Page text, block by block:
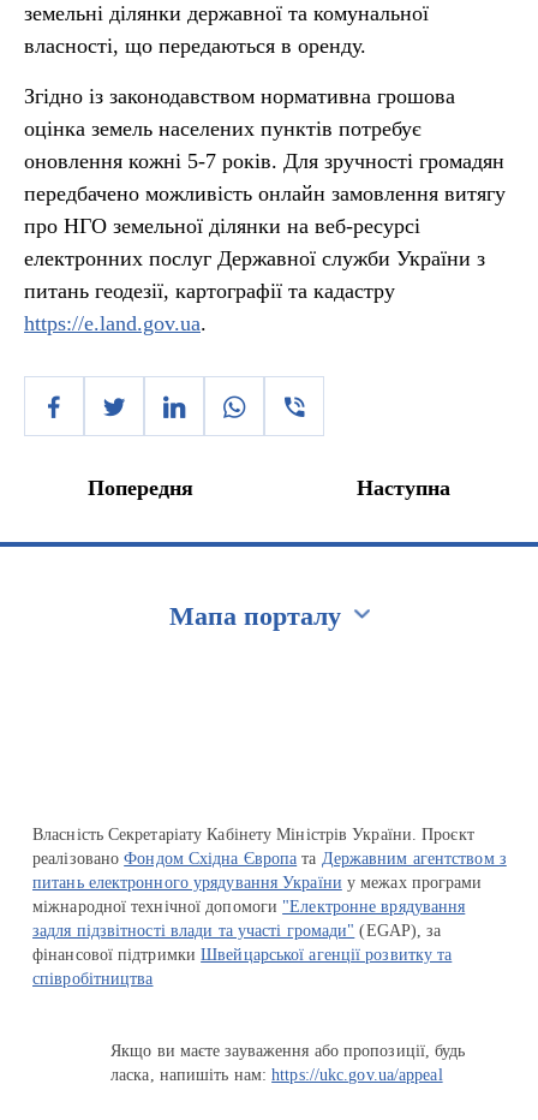
земельні ділянки державної та комунальної
власності, що передаються в оренду.
Згідно із законодавством нормативна грошова
оцінка земель населених пунктів потребує
оновлення кожні 5-7 років. Для зручності громадян
передбачено можливість онлайн замовлення витягу
про НГО земельної ділянки на веб-ресурсі
електронних послуг Державної служби України з
питань геодезії, картографії та кадастру
https://e.land.gov.ua.
Попередня Наступна
Мапа порталу
Власність Секретаріату Кабінету Міністрів України. Проєкт
реалізованоФондом Східна Європа та Державним агентством з
питань електронного урядування України у межах програми
міжнародної технічної допомоги "Електронне врядування
задля підзвітності влади та участі громади" (EGAP), за
фінансової підтримкиШвейцарської агенції розвитку та
співробітництва
Якщо ви маєте зауваження або пропозиції, будь
ласка, напишіть нам:https://ukc.gov.ua/appeal